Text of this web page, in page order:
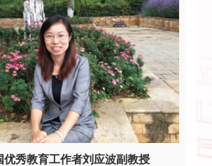
级、市场项目等数十项，并先后考察过全国
南亚、...
优秀教育工作者刘应波副教授